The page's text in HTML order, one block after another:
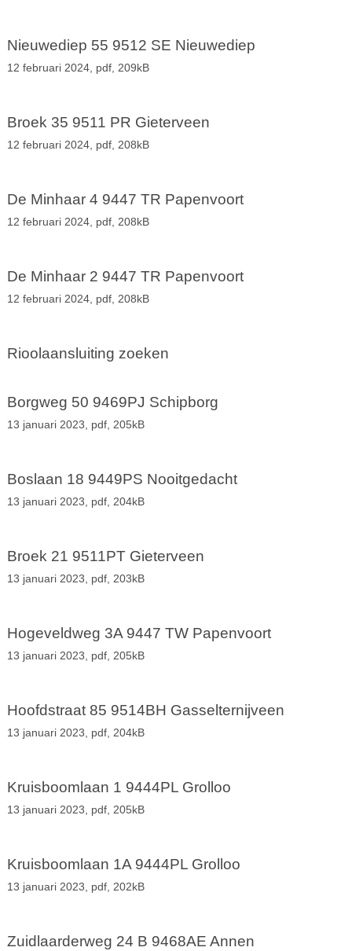
Nieuwediep 55 9512 SE Nieuwediep
12 februari 2024, pdf, 209kB
Broek 35 9511 PR Gieterveen
12 februari 2024, pdf, 208kB
De Minhaar 4 9447 TR Papenvoort
12 februari 2024, pdf, 208kB
De Minhaar 2 9447 TR Papenvoort
12 februari 2024, pdf, 208kB
Rioolaansluiting zoeken
Borgweg 50 9469PJ Schipborg
13 januari 2023, pdf, 205kB
Boslaan 18 9449PS Nooitgedacht
13 januari 2023, pdf, 204kB
Broek 21 9511PT Gieterveen
13 januari 2023, pdf, 203kB
Hogeveldweg 3A 9447 TW Papenvoort
13 januari 2023, pdf, 205kB
Hoofdstraat 85 9514BH Gasselternijveen
13 januari 2023, pdf, 204kB
Kruisboomlaan 1 9444PL Grolloo
13 januari 2023, pdf, 205kB
Kruisboomlaan 1A 9444PL Grolloo
13 januari 2023, pdf, 202kB
Zuidlaarderweg 24 B 9468AE Annen